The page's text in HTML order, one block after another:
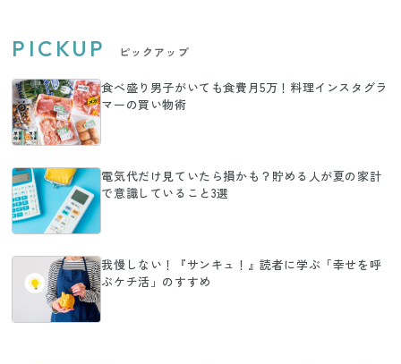
PICKUP ピックアップ
食べ盛り男子がいても食費月5万！料理インスタグラ
マーの買い物術
電気代だけ見ていたら損かも？貯める人が夏の家計
で意識していること3選
我慢しない！『サンキュ！』読者に学ぶ「幸せを呼
ぶケチ活」のすすめ